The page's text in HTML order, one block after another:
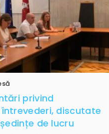
privind
discutate
de lucru